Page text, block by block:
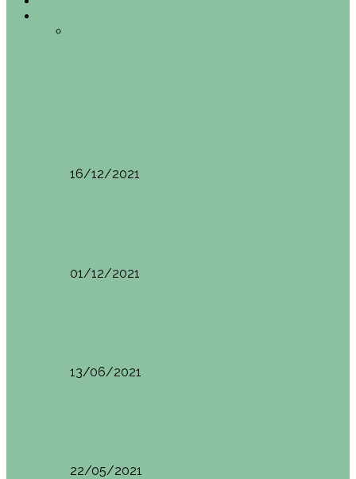
16/12/2021
01/12/2021
13/06/2021
22/05/2021